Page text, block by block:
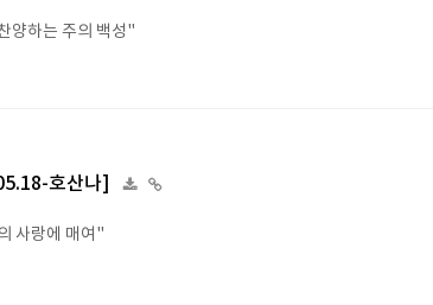
양하는 주의 백성"
호산나]
사랑에 매여"